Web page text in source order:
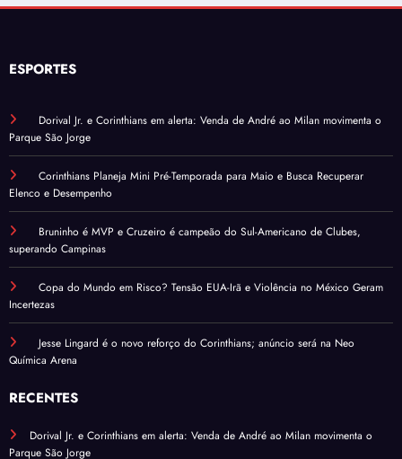
ESPORTES
Dorival Jr. e Corinthians em alerta: Venda de André ao Milan movimenta o
Parque São Jorge
Corinthians Planeja Mini Pré-Temporada para Maio e Busca Recuperar
Elenco e Desempenho
Bruninho é MVP e Cruzeiro é campeão do Sul-Americano de Clubes,
superando Campinas
Copa do Mundo em Risco? Tensão EUA-Irã e Violência no México Geram
Incertezas
Jesse Lingard é o novo reforço do Corinthians; anúncio será na Neo
Química Arena
RECENTES
Dorival Jr. e Corinthians em alerta: Venda de André ao Milan movimenta o
Parque São Jorge